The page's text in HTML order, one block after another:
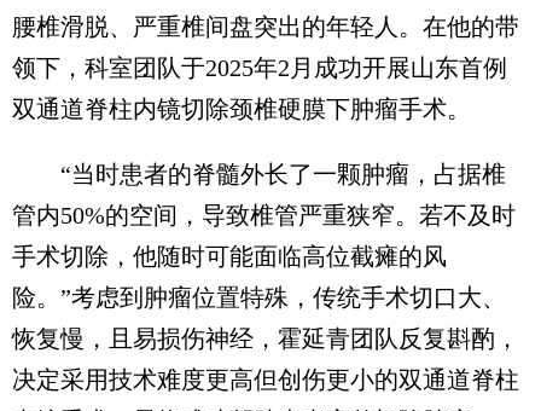
腰椎滑脱、严重椎间盘突出的年轻人。在他的带
领下，科室团队于2025年2月成功开展山东首例
双通道脊柱内镜切除颈椎硬膜下肿瘤手术。
“当时患者的脊髓外长了一颗肿瘤，占据椎
管内50%的空间，导致椎管严重狭窄。若不及时
手术切除，他随时可能面临高位截瘫的风
险。”考虑到肿瘤位置特殊，传统手术切口大、
恢复慢，且易损伤神经，霍延青团队反复斟酌，
决定采用技术难度更高但创伤更小的双通道脊柱